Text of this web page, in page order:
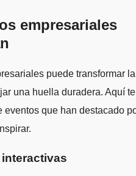
empresariales
puede transformar la
una huella duradera. Aquí te
que han destacado